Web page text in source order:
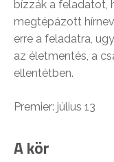
bízzák a feladatot,
megtépázott
erre a feladatra,
az életmentés, a
ellentétben.
Premier: július 13
A kör